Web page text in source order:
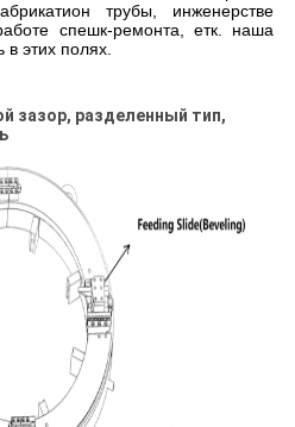
трубы, инженерстве
спешк-ремонта, етк. наша
в этих полях.
зазор, разделенный тип,